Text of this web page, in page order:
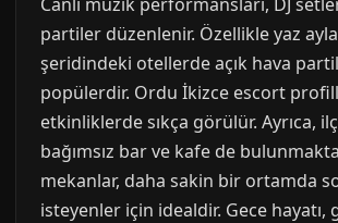
partiler düzenlenir. Özellikle yaz
şeridindeki otellerde açık hava
popülerdir. Ordu İkizce escort
etkinliklerde sıkça görülür. Ayrıca,
bağımsız bar ve kafe de
mekanlar, daha sakin bir ortamda
isteyenler için idealdir. Gece hayatı,